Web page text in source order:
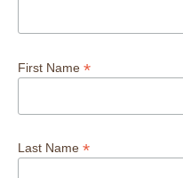
First Name *
Last Name *